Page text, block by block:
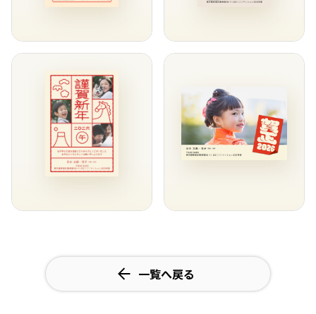
一覧へ戻る